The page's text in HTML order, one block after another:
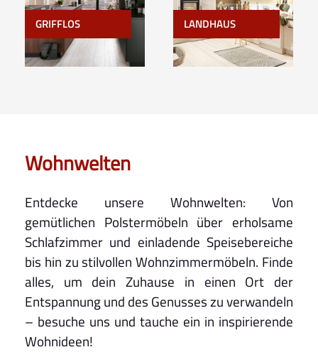
GRIFFLOS LANDHAUS
Wohnwelten
Entdecke unsere Wohnwelten: Von
gemütlichen Polstermöbeln über erholsame
Schlafzimmer und einladende Speisebereiche
bis hin zu stilvollen Wohnzimmermöbeln. Finde
alles, um dein Zuhause in einen Ort der
Entspannung und des Genusses zu verwandeln
– besuche uns und tauche ein in inspirierende
Wohnideen!